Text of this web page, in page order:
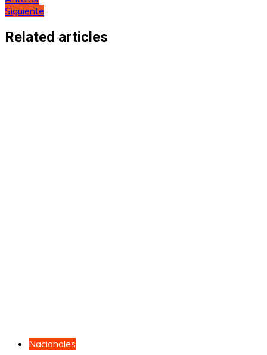
de
entradas
Siguiente
Related articles
Nacionales